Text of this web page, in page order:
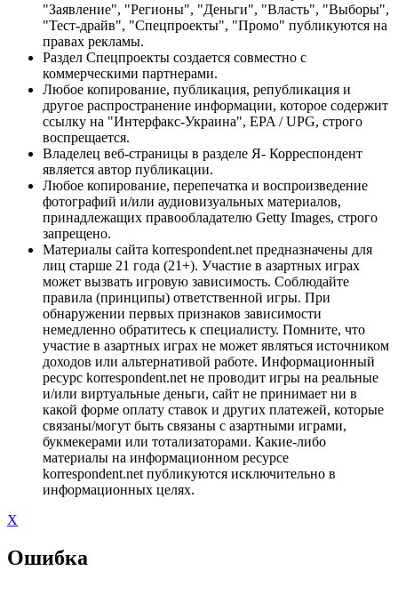
"Заявление", "Регионы", "Деньги", "Власть", "Выборы",
"Тест-драйв", "Спецпроекты", "Промо" публикуются на
правах рекламы.
Раздел Спецпроекты создается совместно с
коммерческими партнерами.
Любое копирование, публикация, републикация и
другое распространение информации, которое содержит
ссылку на "Интерфакс-Украина", EPA / UPG, строго
воспрещается.
Владелец веб-страницы в разделе Я- Корреспондент
является автор публикации.
Любое копирование, перепечатка и воспроизведение
фотографий и/или аудиовизуальных материалов,
принадлежащих правообладателю Getty Images, строго
запрещено.
Материалы сайта korrespondent.net предназначены для
лиц старше 21 года (21+). Участие в азартных играх
может вызвать игровую зависимость. Соблюдайте
правила (принципы) ответственной игры. При
обнаружении первых признаков зависимости
немедленно обратитесь к специалисту. Помните, что
участие в азартных играх не может являться источником
доходов или альтернативой работе. Информационный
ресурс korrespondent.net не проводит игры на реальные
и/или виртуальные деньги, сайт не принимает ни в
какой форме оплату ставок и других платежей, которые
связаны/могут быть связаны с азартными играми,
букмекерами или тотализаторами. Какие-либо
материалы на информационном ресурсе
korrespondent.net публикуются исключительно в
информационных целях.
X
Ошибка